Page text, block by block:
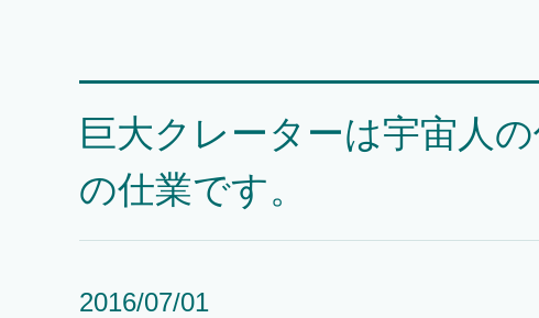
巨大クレーターは宇宙人
の仕業です。
2016/07/01